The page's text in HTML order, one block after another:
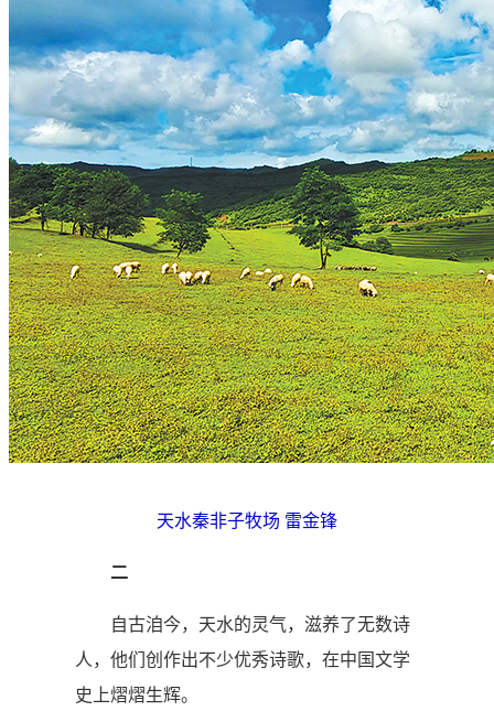
天水秦非子牧场 雷金锋
二
自古洎今，天水的灵气，滋养了无数诗
人，他们创作出不少优秀诗歌，在中国文学
史上熠熠生辉。